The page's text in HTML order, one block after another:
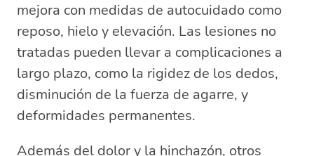
mejora con medidas de autocuidado como
reposo, hielo y elevación. Las lesiones no
tratadas pueden llevar a complicaciones a
largo plazo, como la rigidez de los dedos,
disminución de la fuerza de agarre, y
deformidades permanentes.
Además del dolor y la hinchazón, otros